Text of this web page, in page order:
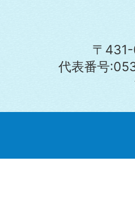
〒
代表番号